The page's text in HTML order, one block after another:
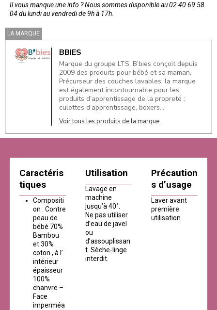
Il vous manque une info ? Nous sommes disponible au 02 40 69 58
04 du lundi au vendredi de 9h à 17h.
LA MARQUE
BBIES
Marque du groupe LTS, B’bies conçoit depuis
2009 des produits pour bébé et sa maman.
Précurseur des couches lavables, la marque
est également incontournable pour les
produits d’apprentissage de la propreté :
culottes d’apprentissage, boxers…
Voir tous les produits de la marque
Caractéris
tiques
Compositi
on : Contre
peau de
bébé 70%
Bambou
et 30%
coton , à l’
intérieur
épaisseur
100%
chanvre –
Face
imperméa
Utilisation
Lavage en
machine
jusqu’à 40°.
Ne pas utiliser
d’eau de javel
ou
d’assouplissan
t. Sèche-linge
interdit.
Précaution
s d’usage
Laver avant
première
utilisation.